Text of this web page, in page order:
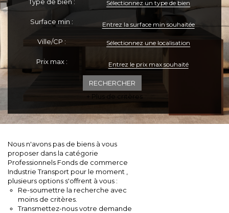
ESPACE CLIENTS
Sélectionnez un type de bien
Surface min :
Ville/CP : Sélectionnez une localisation
Prix max :
+ Plus de critères
Nous n'avons pas de biens à vous
proposer dans la catégorie
Professionnels Fonds de commerce
Industrie Transport pour le moment ,
plusieurs options s'offrent à vous :
Re-soumettre la recherche avec
moins de critères.
Transmettez-nous votre demande